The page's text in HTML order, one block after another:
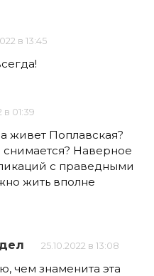
в 13:45
в 01:39
живет Поплавская?
снимается? Наверное
с праведными
жить вполне
25.10.2022 в 13:08
чем знаменита эта